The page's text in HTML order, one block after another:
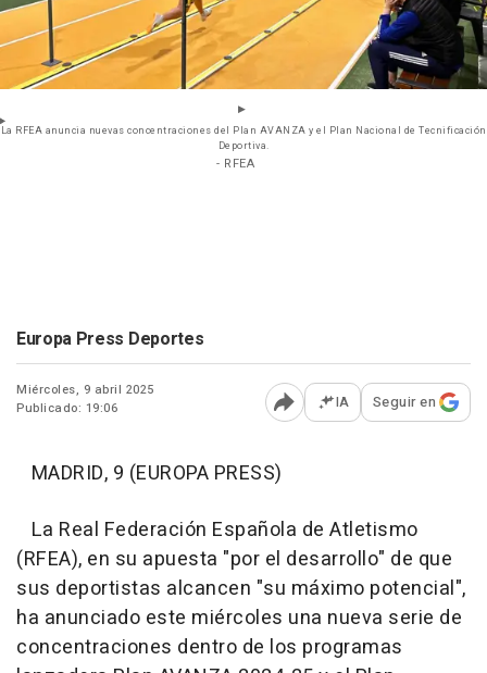
La RFEA anuncia nuevas concentraciones del Plan AVANZA y el Plan Nacional de Tecnificación
Deportiva.
- RFEA
Europa Press Deportes
Miércoles, 9 abril 2025
Publicado: 19:06
Abrir opciones para
IA Seguir en
MADRID, 9 (EUROPA PRESS)
La Real Federación Española de Atletismo
(RFEA), en su apuesta "por el desarrollo" de que
sus deportistas alcancen "su máximo potencial",
ha anunciado este miércoles una nueva serie de
concentraciones dentro de los programas